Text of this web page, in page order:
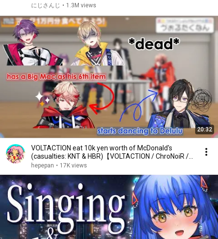
にじさんじ • 1.3M views
20:32
VOLTACTION eat 10k yen worth of McDonald's
(casualties: KNT & HBR)【VOLTACTION / ChroNoiR /
にじさんじ】
hepepan • 17K views